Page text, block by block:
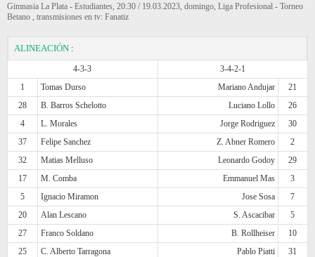
Gimnasia La Plata - Estudiantes, 20:30 / 19.03.2023, domingo, Liga Profesional - Torneo
Betano , transmisiones en tv: Fanatiz
ALINEACIÓN :
4-3-3
3-4-2-1
1
Tomas Durso Mariano Andujar
21
28
B. Barros Schelotto Luciano Lollo
26
4
L. Morales Jorge Rodriguez
30
37
Felipe Sanchez Z. Abner Romero
2
32
Matias Melluso Leonardo Godoy
29
17
M. Comba Emmanuel Mas
3
5
Ignacio Miramon Jose Sosa
7
20
Alan Lescano S. Ascacibar
5
27
Franco Soldano B. Rollheiser
10
25
C. Alberto Tarragona Pablo Piatti
31